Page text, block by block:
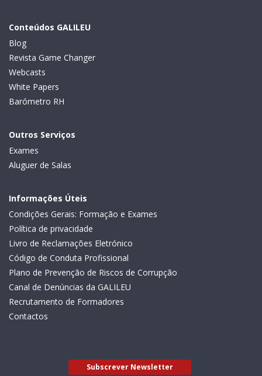
Conteúdos GALILEU
Blog
Revista Game Changer
Webcasts
White Papers
Barómetro RH
Outros Serviços
Exames
Aluguer de Salas
Informações Úteis
Condições Gerais: Formação e Exames
Política de privacidade
Livro de Reclamações Eletrónico
Código de Conduta Profissional
Plano de Prevenção de Riscos de Corrupção
Canal de Denúncias da GALILEU
Recrutamento de Formadores
Contactos
Subscrever Newsletter